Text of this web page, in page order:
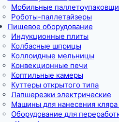
Мобильные
Роботы-паллетайзеры
Пищевое оборудование
Индукционные плиты
Колбасные шприцы
Коллоидные мельницы
Конвекционные печи
Коптильные камеры
Куттеры открытого типа
Лапшерезки электрические
Машины для нанесения кляра
Оборудование для